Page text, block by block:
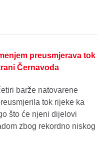
preusmjerava tok
Černavoda
barže natovarene
tok rijeke ka
što će njeni dijelovi
zbog rekordno niskog